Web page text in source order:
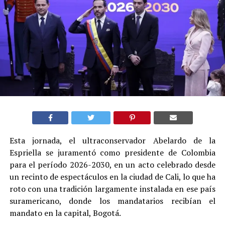
Esta jornada, el ultraconservador Abelardo de la
Espriella se juramentó como presidente de Colombia
para el período 2026-2030, en un acto celebrado desde
un recinto de espectáculos en la ciudad de Cali, lo que ha
roto con una tradición largamente instalada en ese país
suramericano, donde los mandatarios recibían el
mandato en la capital, Bogotá.